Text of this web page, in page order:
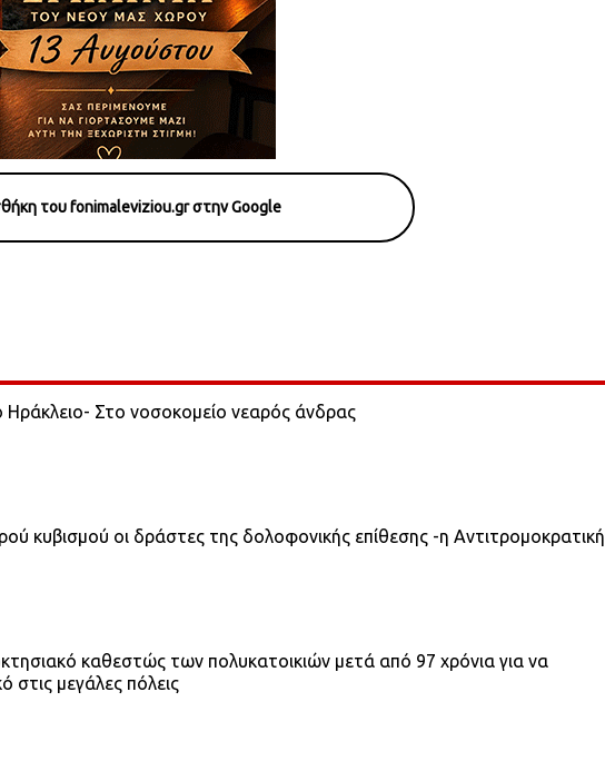
του fonimaleviziou.gr στην Google
Ηράκλειο- Στο νοσοκομείο νεαρός άνδρας
κυβισμού οι δράστες της δολοφονικής επίθεσης -η Αντιτρομοκρατική
καθεστώς των πολυκατοικιών μετά από 97 χρόνια για να
στις μεγάλες πόλεις